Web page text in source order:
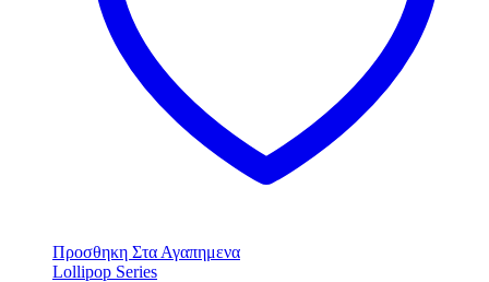
Προσθηκη Στα Αγαπημενα
Lollipop Series